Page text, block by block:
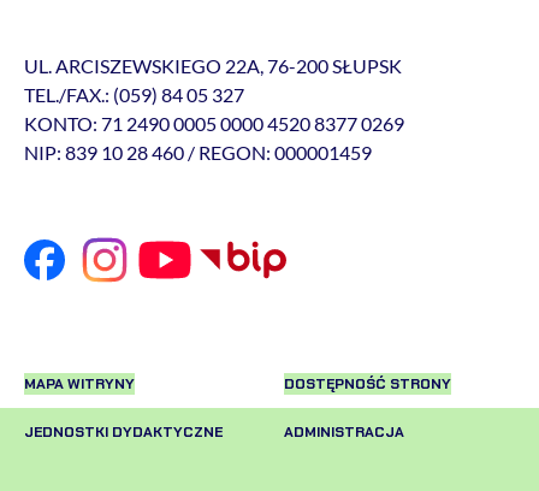
UL. ARCISZEWSKIEGO 22A, 76-200 SŁUPSK
TEL./FAX.: (059) 84 05 327
KONTO: 71 2490 0005 0000 4520 8377 0269
NIP: 839 10 28 460 / REGON: 000001459
MAPA WITRYNY DOSTĘPNOŚĆ STRONY
JEDNOSTKI DYDAKTYCZNE ADMINISTRACJA